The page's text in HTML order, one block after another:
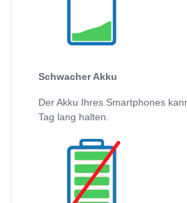
Schwacher Akku
Der Akku Ihres Smartphones
Tag lang halten.